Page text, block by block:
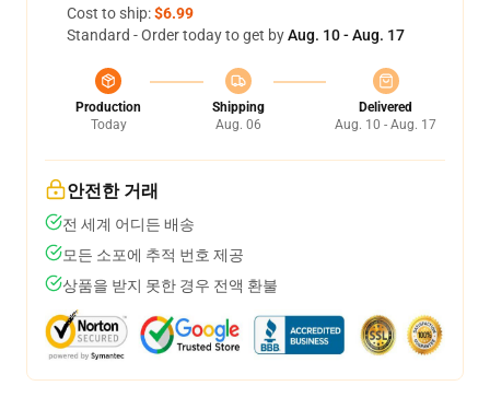
Cost to ship:$6.99
Standard - Order today to get byAug. 10 - Aug. 17
Production
Today
Shipping
Aug. 06
Delivered
Aug. 10 - Aug. 17
안전한 거래
전 세계 어디든 배송
모든 소포에 추적 번호 제공
상품을 받지 못한 경우 전액 환불